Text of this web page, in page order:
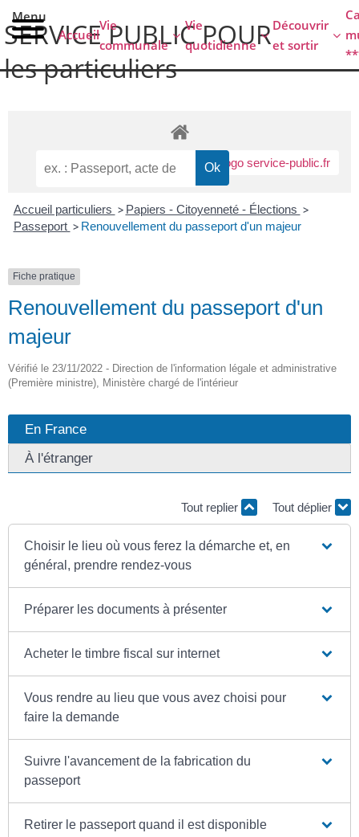
principal
Menu
Accueil
Vie
communale
Vie
quotidienne
Découvrir
et sortir
SERVICE PUBLIC POUR​
les particuliers
Accueil particuliers > Papiers - Citoyenneté - Élections >
Passeport > Renouvellement du passeport d'un majeur
Fiche pratique
Renouvellement du passeport d'un
majeur
Vérifié le 23/11/2022 - Direction de l'information légale et administrative
(Première ministre), Ministère chargé de l'intérieur
En France
À l'étranger
Tout replier Tout déplier
Choisir le lieu où vous ferez la démarche et, en
général, prendre rendez-vous
Préparer les documents à présenter
Acheter le timbre fiscal sur internet
Vous rendre au lieu que vous avez choisi pour
faire la demande
Suivre l'avancement de la fabrication du
passeport
Retirer le passeport quand il est disponible